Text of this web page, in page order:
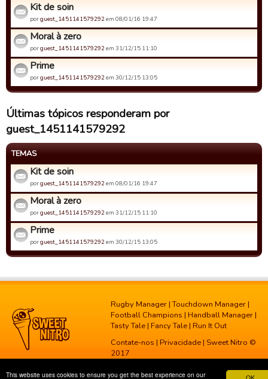
This website uses cookies to ensure you get the best experience on our
Kit de soin
porguest_1451141579292em 08/01/16 19:47
Moral à zero
porguest_1451141579292em 31/12/15 11:10
Prime
porguest_1451141579292em 30/12/15 13:05
Últimas tópicos responderam por
guest_1451141579292
TEMAS
Kit de soin
porguest_1451141579292em 08/01/16 19:47
Moral à zero
porguest_1451141579292em 31/12/15 11:10
Prime
porguest_1451141579292em 30/12/15 13:05
Rugby Manager |Touchdown Manager |
Football Champions | Handball Manager |
Tasty Tale | Fancy Tale | Run It Out
Contate-nos | Privacidade | Sweet Nitro ©
2017